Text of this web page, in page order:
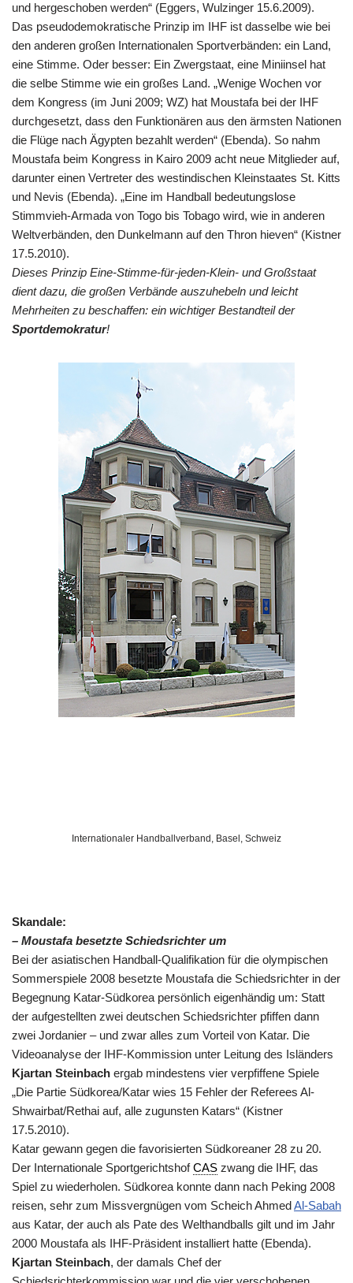
und hergeschoben werden“ (Eggers, Wulzinger 15.6.2009).
Das pseudodemokratische Prinzip im IHF ist dasselbe wie bei
den anderen großen Internationalen Sportverbänden: ein Land,
eine Stimme. Oder besser: Ein Zwergstaat, eine Miniinsel hat
die selbe Stimme wie ein großes Land. „Wenige Wochen vor
dem Kongress (im Juni 2009; WZ) hat Moustafa bei der IHF
durchgesetzt, dass den Funktionären aus den ärmsten Nationen
die Flüge nach Ägypten bezahlt werden“ (Ebenda). So nahm
Moustafa beim Kongress in Kairo 2009 acht neue Mitglieder auf,
darunter einen Vertreter des westindischen Kleinstaates St. Kitts
und Nevis (Ebenda). „Eine im Handball bedeutungslose
Stimmvieh-Armada von Togo bis Tobago wird, wie in anderen
Weltverbänden, den Dunkelmann auf den Thron hieven“ (Kistner
17.5.2010).
Dieses Prinzip Eine-Stimme-für-jeden-Klein- und Großstaat
dient dazu, die großen Verbände auszuhebeln und leicht
Mehrheiten zu beschaffen: ein wichtiger Bestandteil der
Sportdemokratur!
Internationaler Handballverband, Basel, Schweiz
Skandale:
– Moustafa besetzte Schiedsrichter um
Bei der asiatischen Handball-Qualifikation für die olympischen
Sommerspiele 2008 besetzte Moustafa die Schiedsrichter in der
Begegnung Katar-Südkorea persönlich eigenhändig um: Statt
der aufgestellten zwei deutschen Schiedsrichter pfiffen dann
zwei Jordanier – und zwar alles zum Vorteil von Katar. Die
Videoanalyse der IHF-Kommission unter Leitung des Isländers
Kjartan Steinbach ergab mindestens vier verpfiffene Spiele
„Die Partie Südkorea/Katar wies 15 Fehler der Referees Al-
Shwairbat/Rethai auf, alle zugunsten Katars“ (Kistner
17.5.2010).
Katar gewann gegen die favorisierten Südkoreaner 28 zu 20.
Der Internationale SportgerichtshofCAS zwang die IHF, das
Spiel zu wiederholen. Südkorea konnte dann nach Peking 2008
reisen, sehr zum Missvergnügen vom Scheich AhmedAl-Sabah
aus Katar, der auch als Pate des Welthandballs gilt und im Jahr
2000 Moustafa als IHF-Präsident installiert hatte (Ebenda).
Kjartan Steinbach, der damals Chef der